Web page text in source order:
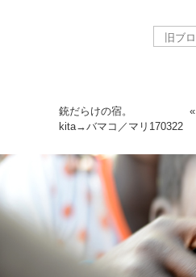
銃だらけの宿。
kita→バマコ／マリ 170322